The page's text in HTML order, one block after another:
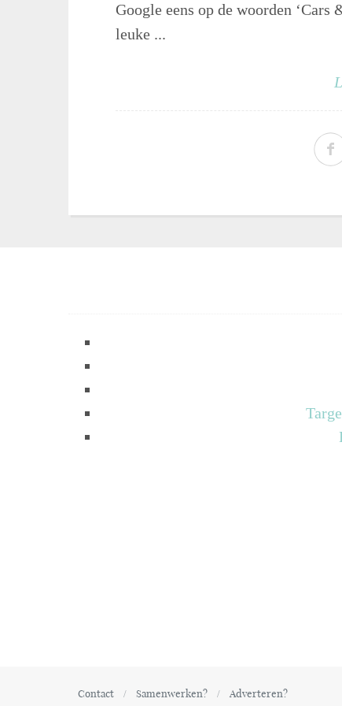
Google eens op de woorden ‘Cars
leuke ...
Contact Samenwerken? Adverteren?